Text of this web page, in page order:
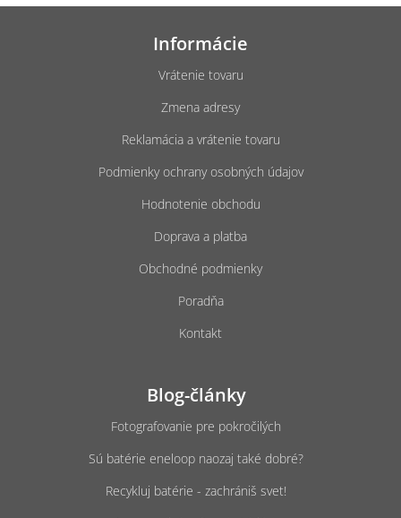
Informácie
Vrátenie tovaru
Zmena adresy
Reklamácia a vrátenie tovaru
Podmienky ochrany osobných údajov
Hodnotenie obchodu
Doprava a platba
Obchodné podmienky
Poradňa
Kontakt
Blog-články
Fotografovanie pre pokročilých
Sú batérie eneloop naozaj také dobré?
Recykluj batérie - zachrániš svet!